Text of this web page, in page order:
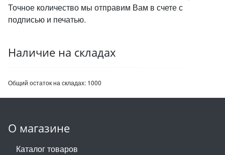
Точное количество мы отправим Вам в счете с
подписью и печатью.
Наличие на складах
Общий остаток на складах: 1000
О магазине
Каталог товаров